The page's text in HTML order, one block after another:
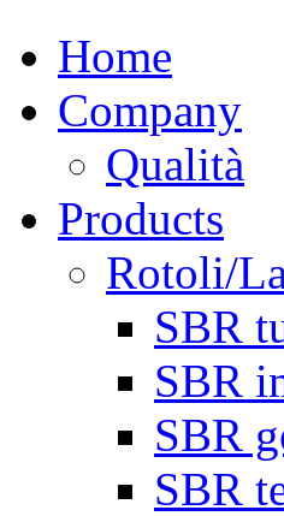
Home
Company
Qualità
Products
Rotoli/
SBR
SBR
SBR
SBR